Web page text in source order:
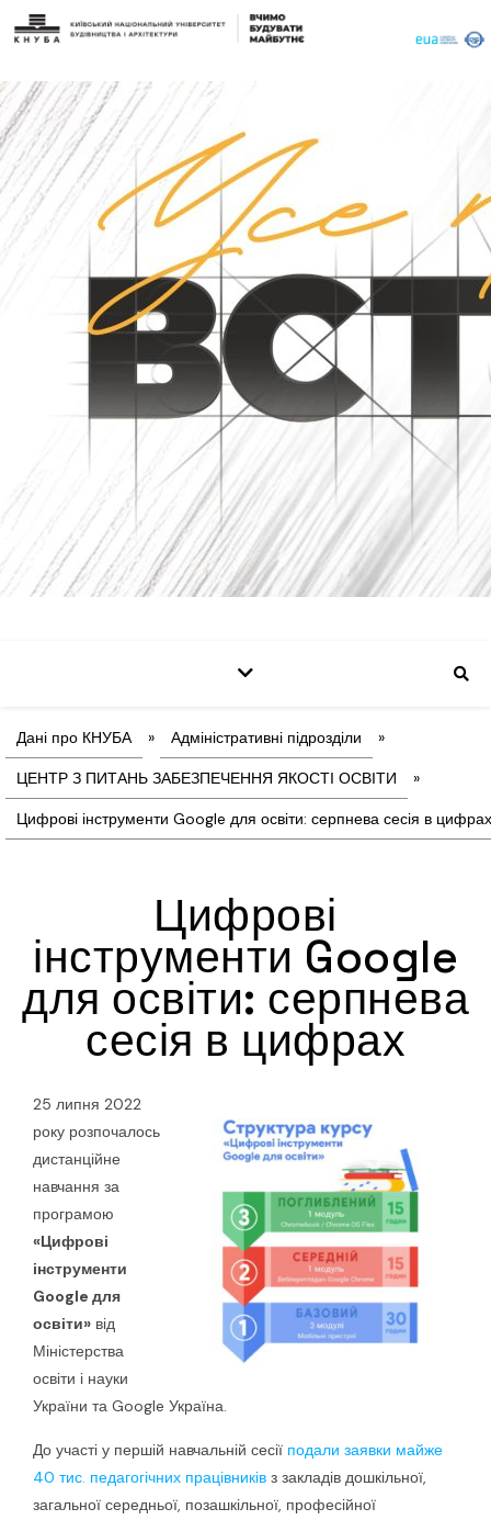
Дані про КНУБА » Адміністративні підрозділи »
ЦЕНТР З ПИТАНЬ ЗАБЕЗПЕЧЕННЯ ЯКОСТІ ОСВІТИ »
Цифрові інструменти Google для освіти: серпнева сесія в цифрах
Цифрові
інструменти Google
для освіти: серпнева
сесія в цифрах
25 липня 2022
року розпочалось
дистанційне
навчання за
програмою
«Цифрові
інструменти
Google для
освіти» від
Міністерства
освіти і науки
України та Google Україна.
До участі у першій навчальній сесії подали заявки майже
40 тис. педагогічних працівників з закладів дошкільної,
загальної середньої, позашкільної, професійної